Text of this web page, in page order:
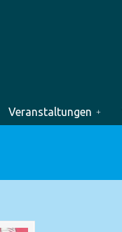
Veranstaltungen